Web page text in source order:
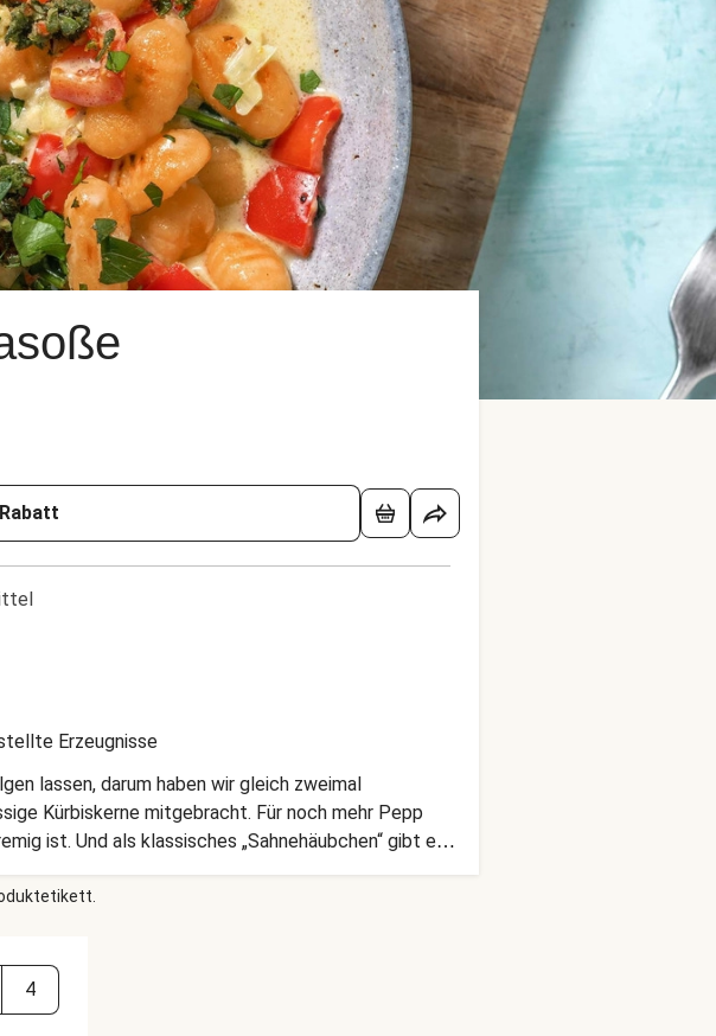
Erzeugnisse
lassen, darum haben wir gleich zweimal
Kürbiskerne mitgebracht. Für noch mehr Pepp
ist. Und als klassisches „Sahnehäubchen“ gibt es
4